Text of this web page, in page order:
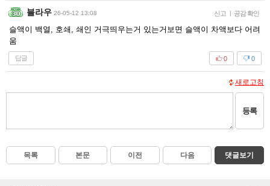
블라우 26-05-12 13:08 신고 | 공감 확인
슬액이 백열, 호쇄, 쇄인 거극띄우는거 있는거보면 슬액이 차액보다 어려
움
답글 0
0
새로고침
등록
목록 본문 이전 다음 댓글보기